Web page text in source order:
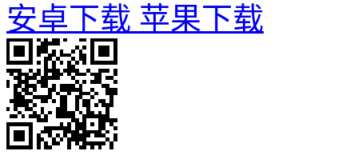
安卓下载 苹果下载